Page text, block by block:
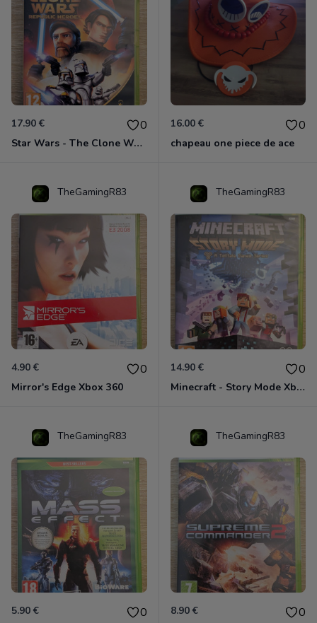
17.90 € 0
Star Wars - The Clone Wars - Les Héros De La République Xbox 360
16.00 € 0
chapeau one piece de ace
TheGamingR83
4.90 € 0
Mirror's Edge Xbox 360
TheGamingR83
14.90 € 0
Minecraft - Story Mode Xbox 360
TheGamingR83
5.90 € 0
TheGamingR83
8.90 € 0